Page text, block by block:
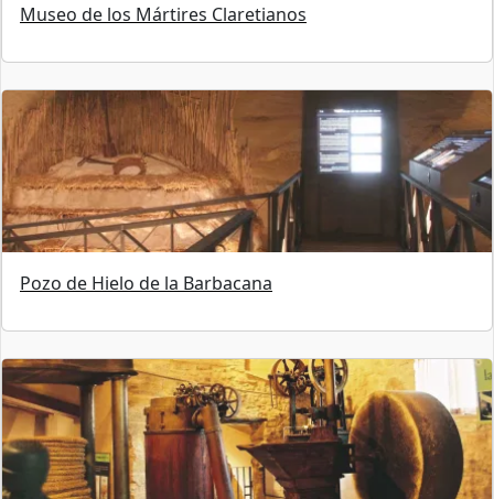
Museo de los Mártires Claretianos
Pozo de Hielo de la Barbacana